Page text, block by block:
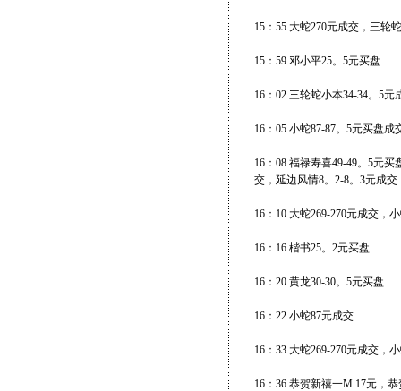
15：55 大蛇270元成交，三轮
15：59 邓小平25。5元买盘
16：02 三轮蛇小本34-34。5元
16：05 小蛇87-87。5元买盘
16：08 福禄寿喜49-49。5元
交，延边风情8。2-8。3元成
16：10 大蛇269-270元成交，
16：16 楷书25。2元买盘
16：20 黄龙30-30。5元买盘
16：22 小蛇87元成交
16：33 大蛇269-270元成交，
16：36 恭贺新禧一M 17元，